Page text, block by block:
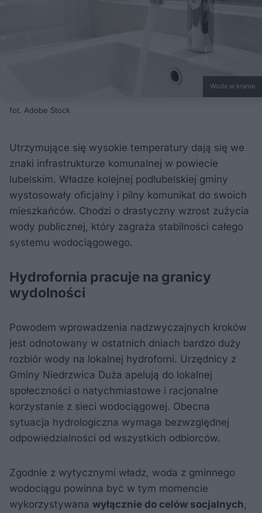
Woda w kranie
fot. Adobe Stock
Utrzymujące się wysokie temperatury dają się we
znaki infrastrukturze komunalnej w powiecie
lubelskim. Władze kolejnej podlubelskiej gminy
wystosowały oficjalny i pilny komunikat do swoich
mieszkańców. Chodzi o drastyczny wzrost zużycia
wody publicznej, który zagraża stabilności całego
systemu wodociągowego.
Hydrofornia pracuje na granicy
wydolności
Powodem wprowadzenia nadzwyczajnych kroków
jest odnotowany w ostatnich dniach bardzo duży
rozbiór wody na lokalnej hydroforni. Urzędnicy z
Gminy Niedrzwica Duża apelują do lokalnej
społeczności o natychmiastowe i racjonalne
korzystanie z sieci wodociągowej. Obecna
sytuacja hydrologiczna wymaga bezwzględnej
odpowiedzialności od wszystkich odbiorców.
Zgodnie z wytycznymi władz, woda z gminnego
wodociągu powinna być w tym momencie
wykorzystywana wyłącznie do celów socjalnych